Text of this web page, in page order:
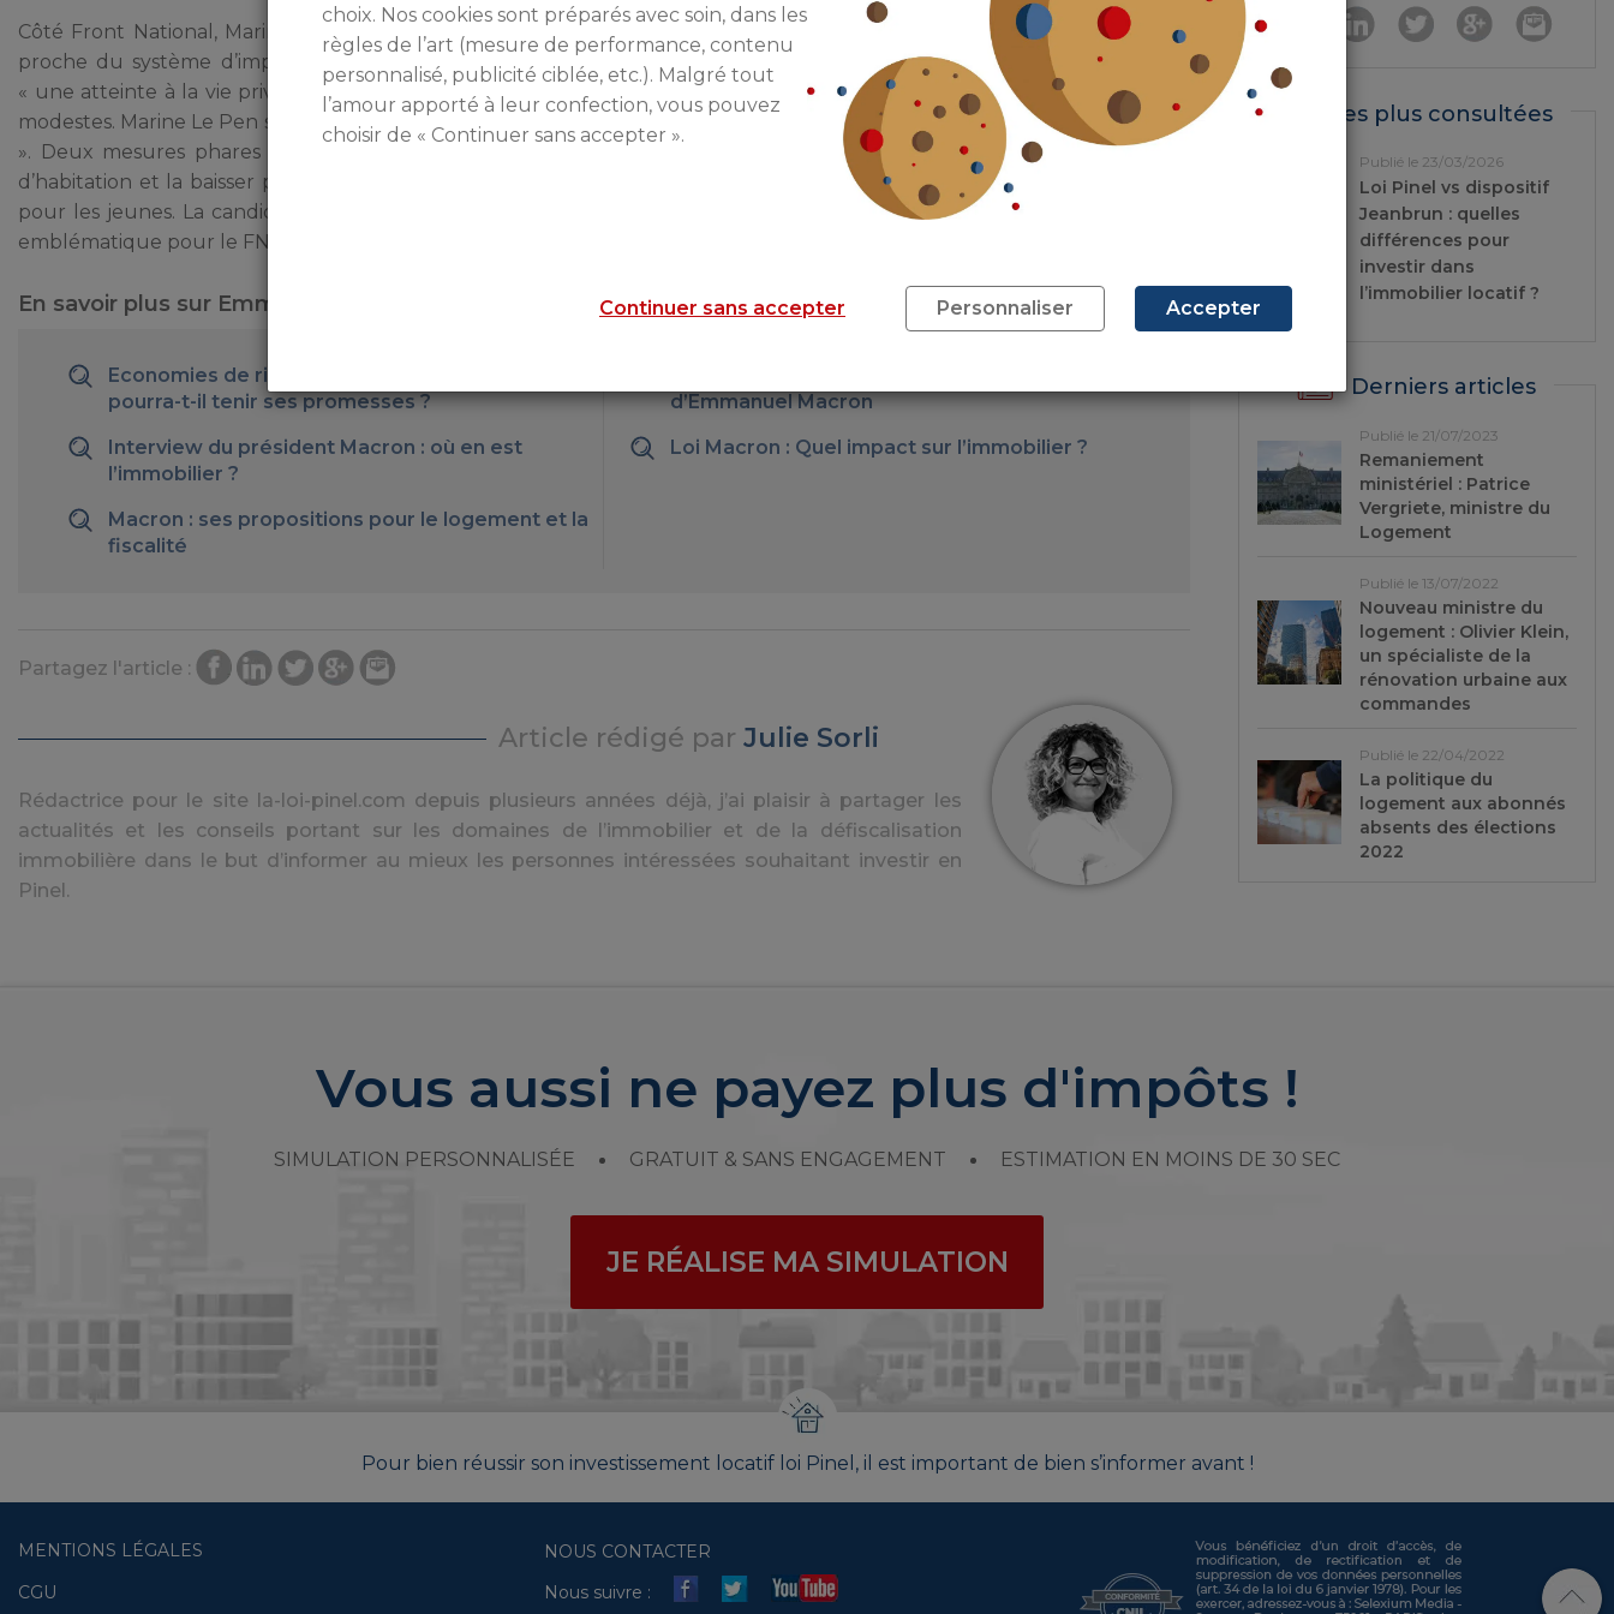
Côté Front National, Marine le Pen n’a pas été très prolixe concernant la fiscalité, puisque son programme reste assez
proche du système d’imposition actuel. La candidate s’oppose au prélèvement à la source, qu’elle considère comme
« une atteinte à la vie privée des français ». Elle promet de baisser l’impôt sur le revenu de 10% pour les foyers les plus
modestes. Marine Le Pen se positionne pour la conservation de l’ISF et souhaite « alléger la fiscalité locale sur le logement
». Deux mesures phares : la réduction des droits de notaire de 10% et la décision de « geler les hausses de la taxe
d’habitation et la baisser pour les ménages les plus en difficulté ». Elle évoque également une hausse de 25% des APL
pour les jeunes. La candidate souhaite favoriser le rachat de leur logement social par les locataires. Enfin, une mesure
emblématique pour le FN : « la préférence nationale » appliquée aux attributions de HLM.
En savoir plus sur Emmanuel Macron
Economies de rigueur : Emmanuel Macron
pourra-t-il tenir ses promesses ?
d’Emmanuel Macron
Interview du président Macron : où en est
l’immobilier ?
Loi Macron : Quel impact sur l’immobilier ?
Macron : ses propositions pour le logement et la
fiscalité
Partagez l'article :
Article rédigé parJulie Sorli
Rédactrice pour le site la-loi-pinel.com depuis plusieurs années déjà, j’ai plaisir à partager les
actualités et les conseils portant sur les domaines de l’immobilier et de la défiscalisation
immobilière dans le but d’informer au mieux les personnes intéressées souhaitant investir en
Pinel.
Les plus consultées
Publié le 23/03/2026
Loi Pinel vs dispositif
Jeanbrun : quelles
différences pour
investir dans
l’immobilier locatif ?
Derniers articles
Publié le 21/07/2023
Remaniement
ministériel : Patrice
Vergriete, ministre du
Logement
Publié le 13/07/2022
Nouveau ministre du
logement : Olivier Klein,
un spécialiste de la
rénovation urbaine aux
commandes
Publié le 22/04/2022
La politique du
logement aux abonnés
absents des élections
2022
Vous aussi ne payez plus d'impôts !
SIMULATION PERSONNALISÉE GRATUIT & SANS ENGAGEMENT ESTIMATION EN MOINS DE 30 SEC
JE RÉALISE MA SIMULATION
Pour bien réussir son investissement locatif loi Pinel, il est important de bien s’informer avant !
MENTIONS LÉGALES
CGU
NOUS CONTACTER
Nous suivre :
choix. Nos cookies sont préparés avec soin, dans les
règles de l’art (mesure de performance, contenu
personnalisé, publicité ciblée, etc.). Malgré tout
l’amour apporté à leur confection, vous pouvez
choisir de « Continuer sans accepter ».
Continuer sans accepter Personnaliser Accepter